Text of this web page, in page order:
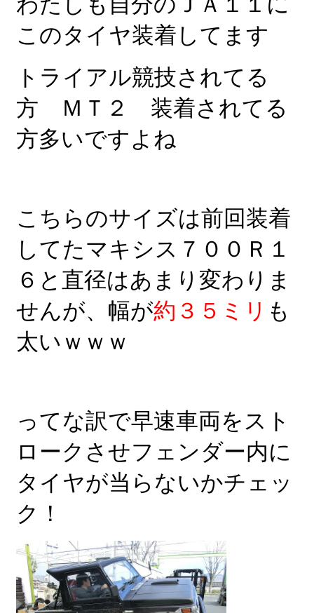
このタイヤ装着してます
トライアル競技されてる
方 ＭＴ２ 装着されてる
方多いですよね
こちらのサイズは前回装着
してたマキシス７００Ｒ１
６と直径はあまり変わりま
せんが、幅が約３５ミリ も
太いｗｗｗ
ってな訳で早速車両をスト
ロークさせフェンダー内に
タイヤが当らないかチェッ
ク！